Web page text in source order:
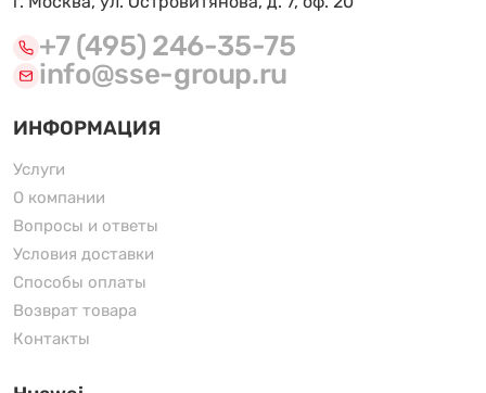
+7 (495) 246-35-75
info@sse-group.ru
ИНФОРМАЦИЯ
Услуги
О компании
Вопросы и ответы
Условия доставки
Способы оплаты
Возврат товара
Контакты